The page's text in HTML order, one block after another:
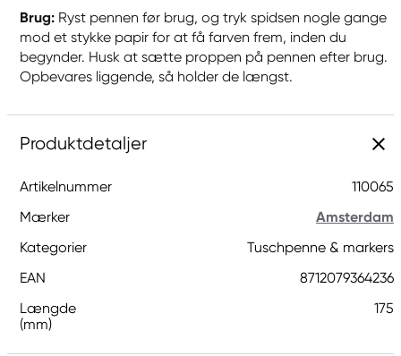
Brug: Ryst pennen før brug, og tryk spidsen nogle gange
mod et stykke papir for at få farven frem, inden du
begynder. Husk at sætte proppen på pennen efter brug.
Opbevares liggende, så holder de længst.
Produktdetaljer
Artikelnummer
110065
Mærker
Amsterdam
Kategorier
Tuschpenne & markers
EAN
8712079364236
Længde
(mm)
175